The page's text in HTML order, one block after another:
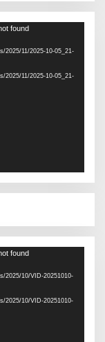
found
2025/11/2025-10-05_21-
2025/11/2025-10-05_21-
found
2025/10/VID-20251010-
2025/10/VID-20251010-